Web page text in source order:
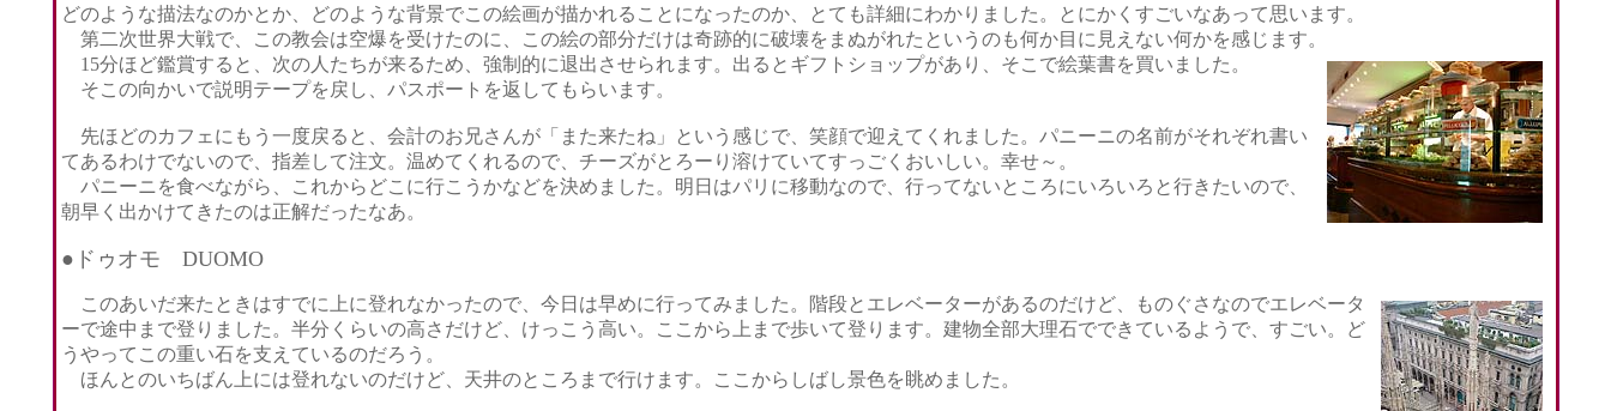
どのような描法なのかとか、どのような背景でこの絵画が描かれることになったのか、とても詳細にわかりました。とにかくすごいなあって思います。
第二次世界大戦で、この教会は空爆を受けたのに、この絵の部分だけは奇跡的に破壊をまぬがれたというのも何か目に見えない何かを感じます。
15分ほど鑑賞すると、次の人たちが来るため、強制的に退出させられます。出るとギフトショップがあり、そこで絵葉書を買いました。
そこの向かいで説明テープを戻し、パスポートを返してもらいます。
先ほどのカフェにもう一度戻ると、会計のお兄さんが「また来たね」という感じで、笑顔で迎えてくれました。パニーニの名前がそれぞれ書い
てあるわけでないので、指差して注文。温めてくれるので、チーズがとろーり溶けていてすっごくおいしい。幸せ～。
パニーニを食べながら、これからどこに行こうかなどを決めました。明日はパリに移動なので、行ってないところにいろいろと行きたいので、
朝早く出かけてきたのは正解だったなあ。
●ドゥオモ DUOMO
このあいだ来たときはすでに上に登れなかったので、今日は早めに行ってみました。階段とエレベーターがあるのだけど、ものぐさなのでエレベータ
ーで途中まで登りました。半分くらいの高さだけど、けっこう高い。ここから上まで歩いて登ります。建物全部大理石でできているようで、すごい。ど
うやってこの重い石を支えているのだろう。
ほんとのいちばん上には登れないのだけど、天井のところまで行けます。ここからしばし景色を眺めました。